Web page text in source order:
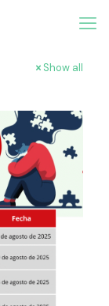
Show all